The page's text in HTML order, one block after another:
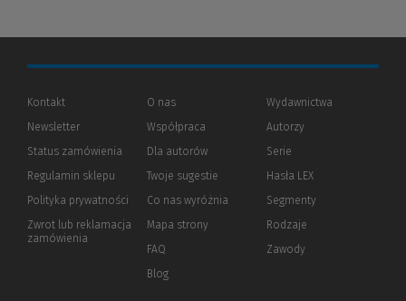
Kontakt
Newsletter
Status zamówienia
Regulamin sklepu
Polityka prywatności (Nowe
(Link
innej
Zwrot lub reklamacja
zamówienia
O nas
Współpraca
Dla autorów(Nowe
(Link
innej
strony)
Twoje sugestie
Co nas wyróżnia
Mapa strony
FAQ
Blog
Wydawnictwa
Autorzy
Serie
Hasła LEX
Segmenty
Rodzaje
Zawody